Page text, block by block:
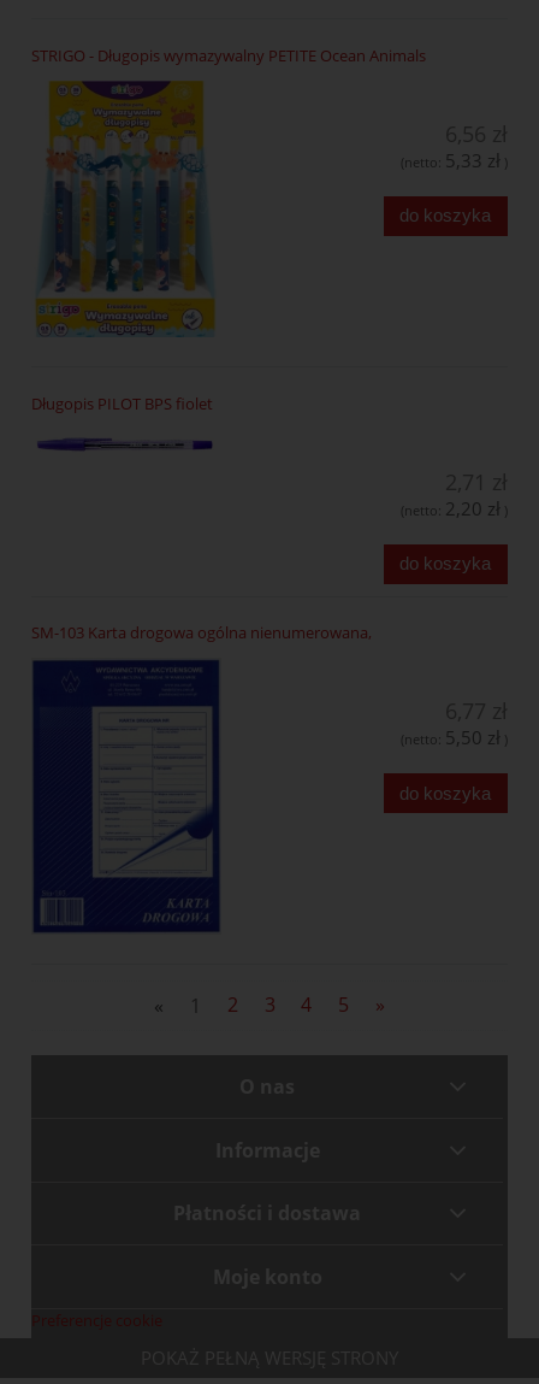
STRIGO - Długopis wymazywalny PETITE Ocean Animals
(netto: 5,33 zł )
do koszyka
Długopis PILOT BPS fiolet
(netto: 2,20 zł )
do koszyka
SM-103 Karta drogowa ogólna nienumerowana,
(netto: 5,50 zł )
do koszyka
« 1 2 3 4 5 »